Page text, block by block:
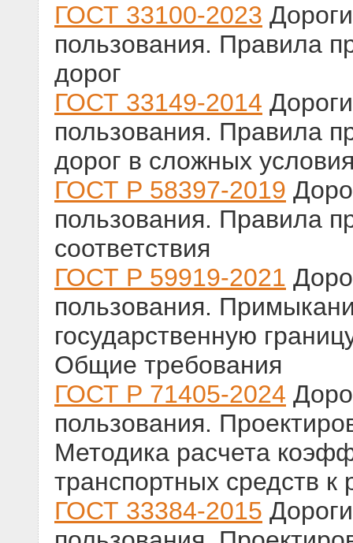
ГОСТ 33100-2023
пользования. Правила
дорог
ГОСТ 33149-2014
пользования. Правила
дорог в сложных
ГОСТ Р 58397-2019
пользования. Правила
соответствия
ГОСТ Р 59919-2021
пользования.
государственную
Общие требования
ГОСТ Р 71405-2024
пользования.
Методика расчета
транспортных средств к
ГОСТ 33384-2015